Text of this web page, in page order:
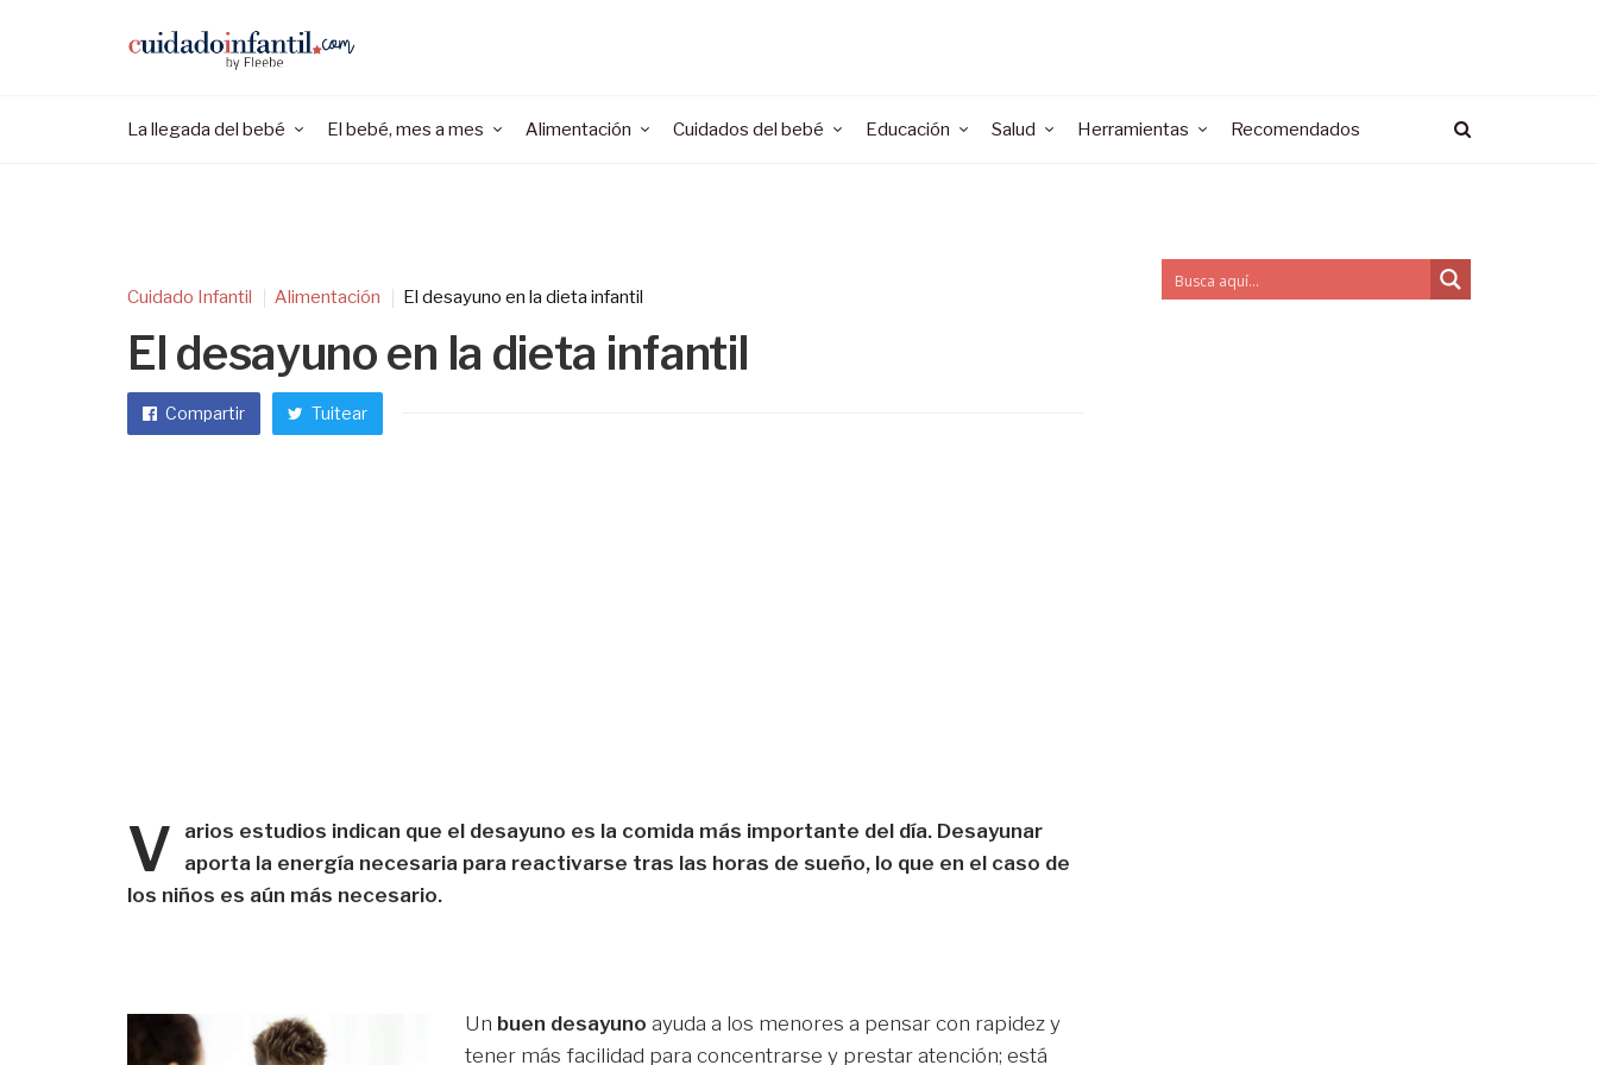
La llegada del bebé El bebé, mes a mes Alimentación Cuidados del bebé Educación Salud Herramientas Recomendados
Cuidado Infantil Alimentación El desayuno en la dieta infantil
El desayuno en la dieta infantil
Compartir Tuitear
V
arios estudios indican que el desayuno es la comida más importante del día. Desayunar
aporta la energía necesaria para reactivarse tras las horas de sueño, lo que en el caso de
los niños es aún más necesario.
Un buen desayuno ayuda a los menores a pensar con rapidez y
tener más facilidad para concentrarse y prestar atención; está